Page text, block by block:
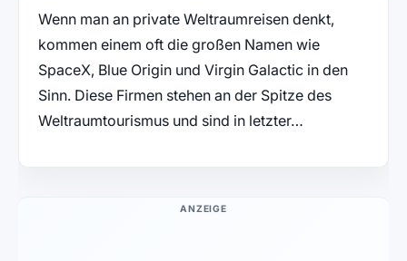
Wenn man an private Weltraumreisen denkt,
kommen einem oft die großen Namen wie
SpaceX, Blue Origin und Virgin Galactic in den
Sinn. Diese Firmen stehen an der Spitze des
Weltraumtourismus und sind in letzter…
ANZEIGE